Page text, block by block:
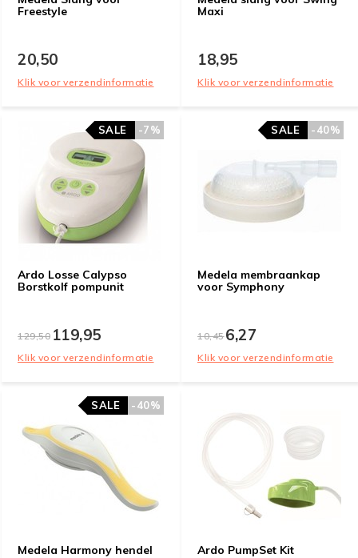
Freestyle
20,50
Klik voor verzendinformatie
Maxi
18,95
Klik voor verzendinformatie
Ardo Losse Calypso
Borstkolf pompunit
-7%
SALE
129,50119,95
Klik voor verzendinformatie
Medela membraankap
voor Symphony
-40%
SALE
10,456,27
Klik voor verzendinformatie
Medela Harmony hendel
-40%
SALE
Ardo PumpSet Kit